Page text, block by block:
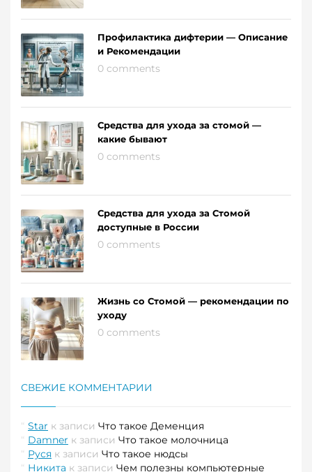
Профилактика дифтерии — Описание
и Рекомендации
0 comments
Средства для ухода за стомой —
какие бывают
0 comments
Средства для ухода за Стомой
доступные в России
0 comments
Жизнь со Стомой — рекомендации по
уходу
0 comments
СВЕЖИЕ КОММЕНТАРИИ
Star к записи Что такое Деменция
Damner к записи Что такое молочница
Руся к записи Что такое нюдсы
Никита к записи Чем полезны компьютерные